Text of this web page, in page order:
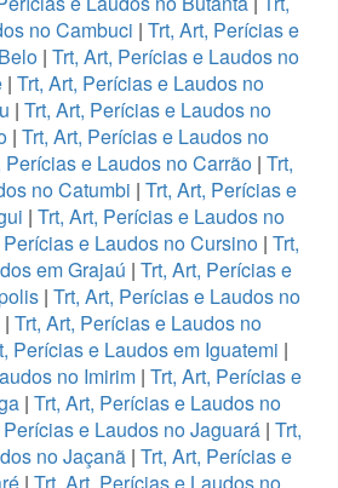
no Cambuci | Trt, Art, Perícias e
| Trt, Art, Perícias e Laudos no
| Trt, Art, Perícias e Laudos no
| Trt, Art, Perícias e Laudos no
| Trt, Art, Perícias e Laudos no
Perícias e Laudos no Carrão | Trt,
no Catumbi | Trt, Art, Perícias e
| Trt, Art, Perícias e Laudos no
Perícias e Laudos no Cursino | Trt,
em Grajaú | Trt, Art, Perícias e
| Trt, Art, Perícias e Laudos no
| Trt, Art, Perícias e Laudos no
Perícias e Laudos em Iguatemi |
no Imirim | Trt, Art, Perícias e
| Trt, Art, Perícias e Laudos no
Perícias e Laudos no Jaguará | Trt,
no Jaçanã| Trt, Art, Perícias e